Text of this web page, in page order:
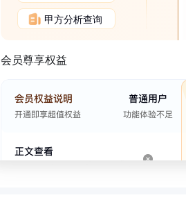
甲方分析查询
会员尊享权益